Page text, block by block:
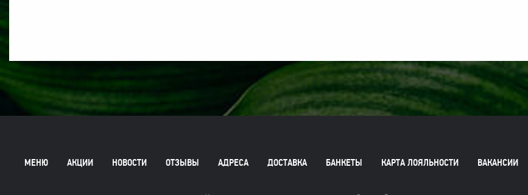
МЕНЮ АКЦИИ НОВОСТИ ОТЗЫВЫ АДРЕСА ДОСТАВКА БАНКЕТЫ КАРТА ЛОЯЛЬНОСТИ ВАКАНСИИ